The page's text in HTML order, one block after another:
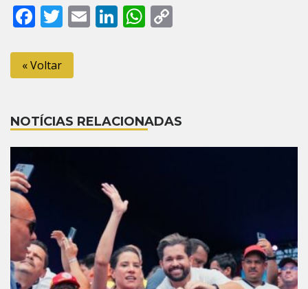
Facebook
Twitter
EmailLinkedIn
WhatsApp
« Voltar
NOTÍCIAS RELACIONADAS